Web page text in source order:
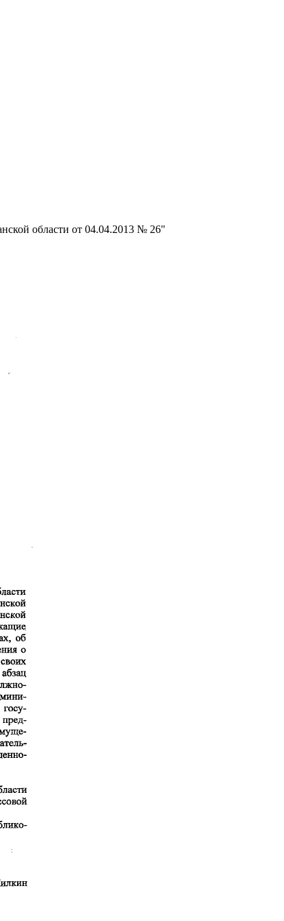
области от 04.04.2013 № 26"